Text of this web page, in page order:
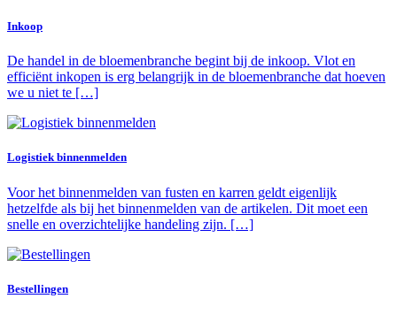
Inkoop
De handel in de bloemenbranche begint bij de inkoop. Vlot en
efficiënt inkopen is erg belangrijk in de bloemenbranche dat hoeven
we u niet te […]
Logistiek binnenmelden
Voor het binnenmelden van fusten en karren geldt eigenlijk
hetzelfde als bij het binnenmelden van de artikelen. Dit moet een
snelle en overzichtelijke handeling zijn. […]
Bestellingen